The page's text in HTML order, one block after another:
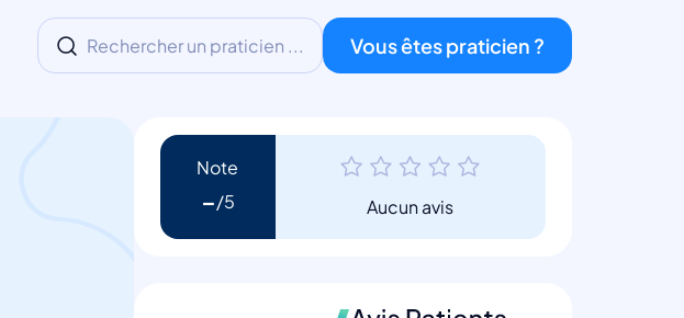
Rechercher un praticien ... Vous êtes praticien ?
Note
- Aucun avis